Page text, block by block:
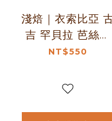
淺焙｜衣索比亞
吉 罕貝拉 芭絲特
藝伎 水洗處理法 咖
(227g±5g)｜暖窩
NT$550